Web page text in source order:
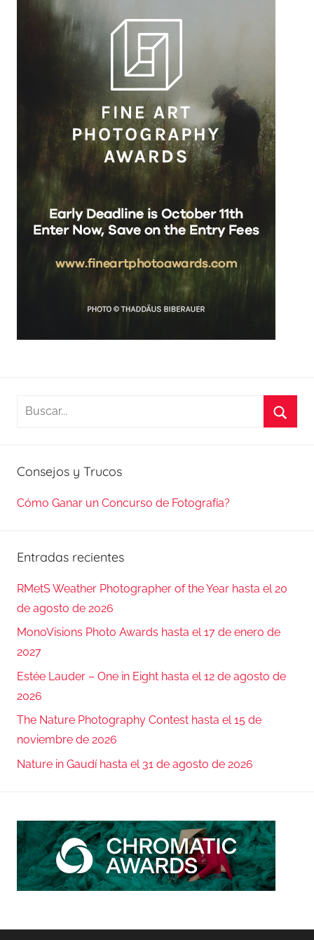
Buscar:
Consejos y Trucos
Cómo Ganar un Concurso de Fotografía?
Entradas recientes
RMetS Weather Photographer of the Year hasta el 20
de agosto de 2026
MonoVisions Photo Awards hasta el 17 de enero de
2027
Estée Lauder – One in Eight hasta el 12 de agosto de
2026
The Nature Photography Contest hasta el 15 de
noviembre de 2026
Nature in Gaudí hasta el 31 de agosto de 2026